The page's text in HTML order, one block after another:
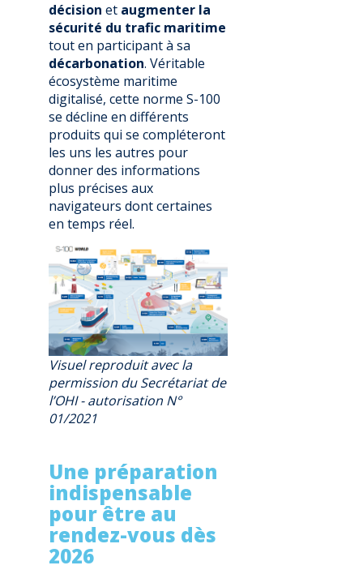
décision et augmenter la
sécurité du trafic maritime
tout en participant à sa
décarbonation. Véritable
écosystème maritime
digitalisé, cette norme S-100
se décline en différents
produits qui se compléteront
les uns les autres pour
donner des informations
plus précises aux
navigateurs dont certaines
en temps réel.
Visuel reproduit avec la
permission du Secrétariat de
l’OHI - autorisation N°
01/2021
Une préparation
indispensable
pour être au
rendez-vous dès
2026